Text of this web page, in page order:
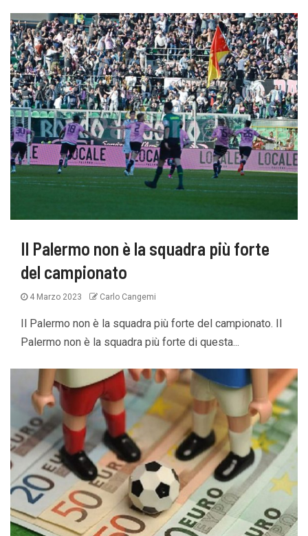
Il Palermo non è la squadra più forte
del campionato
4 Marzo 2023 Carlo Cangemi
Il Palermo non è la squadra più forte del campionato. Il
Palermo non è la squadra più forte di questa...